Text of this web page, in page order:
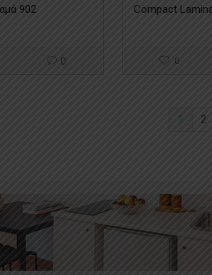
902
0
Compact
0
1 2